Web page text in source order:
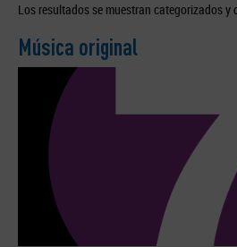
Los resultados se muestran categorizados y
Música original